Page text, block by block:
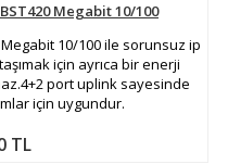
BST420 Megabit 10/100
Megabit 10/100 ile sorunsuz ip
için ayrıca bir enerji
port uplink sayesinde
için uygundur.
TL